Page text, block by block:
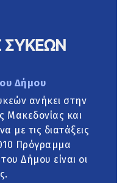
Δήμου
ανήκει στην
Μακεδονίας και
με τις διατάξεις
Πρόγραμμα
Δήμου είναι οι